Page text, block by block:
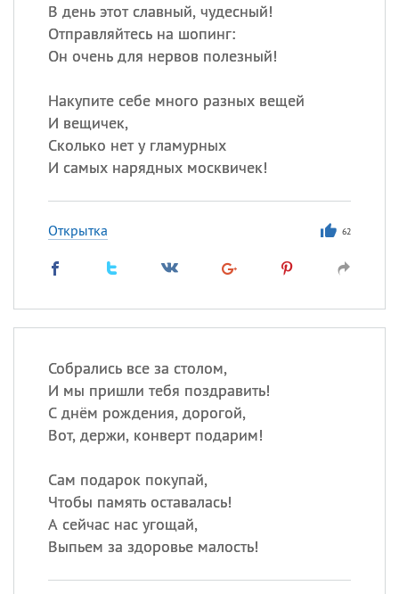
В день этот славный, чудесный!
Отправляйтесь на шопинг:
Он очень для нервов полезный!
Накупите себе много разных вещей
И вещичек,
Сколько нет у гламурных
И самых нарядных москвичек!
Открытка 62
Собрались все за столом,
И мы пришли тебя поздравить!
С днём рождения, дорогой,
Вот, держи, конверт подарим!
Сам подарок покупай,
Чтобы память оставалась!
А сейчас нас угощай,
Выпьем за здоровье малость!